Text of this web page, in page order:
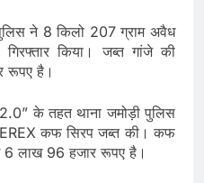
ने 8 किलो 207 ग्राम अवैध
किया। जब्‍त गांजे की
रूपए है।
के तहत थाना जमोड़ी पुलिस
कफ सिरप जब्‍त की। कफ
6 लाख 96 हजार रूपए है।